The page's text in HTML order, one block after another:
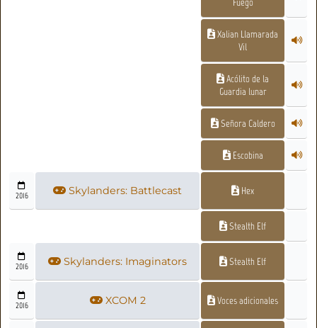
Xalian Llamarada
Vil
Acólito de la
Guardia lunar
Señora Caldero
Escobina
2016 Skylanders: Battlecast Hex
Stealth Elf
2016 Skylanders: Imaginators Stealth Elf
2016 XCOM 2 Voces adicionales